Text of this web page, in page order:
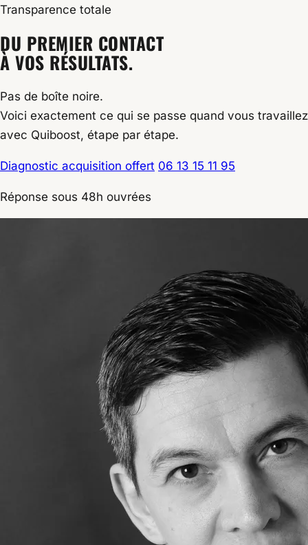
Accueil
/
Processus
Transparence totale
DU PREMIER CONTACT
À VOS RÉSULTATS.
Pas de boîte noire.
Voici exactement ce qui se passe quand vous travaillez
avec Quiboost, étape par étape.
Diagnostic acquisition offert 06 13 15 11 95
Réponse sous 48h ouvrées